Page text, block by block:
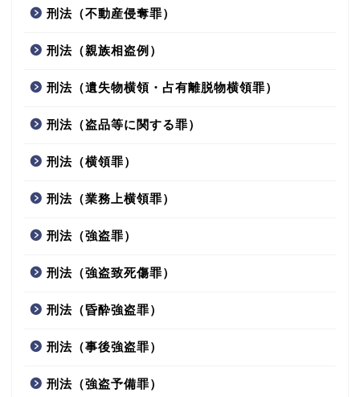
刑法（不動産侵奪罪）
刑法（親族相盗例）
刑法（遺失物横領・占有離脱物横領罪）
刑法（盗品等に関する罪）
刑法（横領罪）
刑法（業務上横領罪）
刑法（強盗罪）
刑法（強盗致死傷罪）
刑法（昏酔強盗罪）
刑法（事後強盗罪）
刑法（強盗予備罪）